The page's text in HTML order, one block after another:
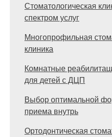
Стоматологическая
спектром услуг
Многопрофильная
клиника
Комнатные
для детей с ДЦП
Выбор оптимальной
приема внутрь
Ортодонтическая